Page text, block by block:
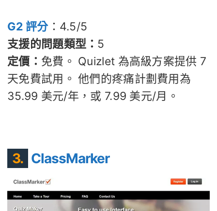
G2 評分：4.5/5
支援的問題類型： 5
定價： 免費。 Quizlet 為高級方案提供 7
天免費試用。 他們的疼痛計劃費用為
35.99 美元/年，或 7.99 美元/月。
3. ClassMarker